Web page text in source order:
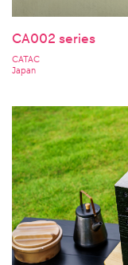
CA002 series
CATAC
Japan